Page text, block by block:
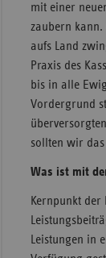
mit einer
zaubern kann.
aufs Land
Praxis des
bis in alle
Vordergrund
sollten wir
Was ist mit
Kernpunkt
Leistungen in